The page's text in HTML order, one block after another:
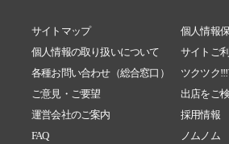
サイトマップ
個人情報
個人情報の取り扱いについて
サイトご
各種お問い合わせ（総合窓口）
ツクツク
ご意見・ご要望
出店をご
運営会社のご案内
採用情報
FAQ
ノムノム